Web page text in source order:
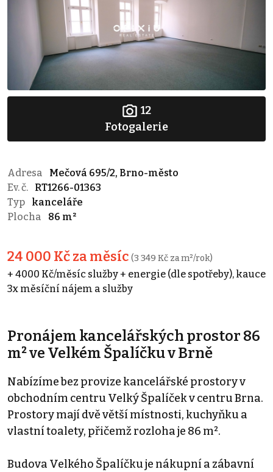
12
Fotogalerie
Adresa
Mečová 695/2, Brno-město
Ev. č.
RT1266-01363
Typ
kanceláře
Plocha
86 m²
24 000 Kč za měsíc (3 349 Kč za m²/rok)
+ 4000 Kč/měsíc služby + energie (dle spotřeby), kauce
3x měsíční nájem a služby
Pronájem kancelářských prostor 86
m² ve Velkém Špalíčku v Brně
Nabízíme bez provize kancelářské prostory v
obchodním centru Velký Špalíček v centru Brna.
Prostory mají dvě větší místnosti, kuchyňku a
vlastní toalety, přičemž rozloha je 86 m².
Budova Velkého Špalíčku je nákupní a zábavní